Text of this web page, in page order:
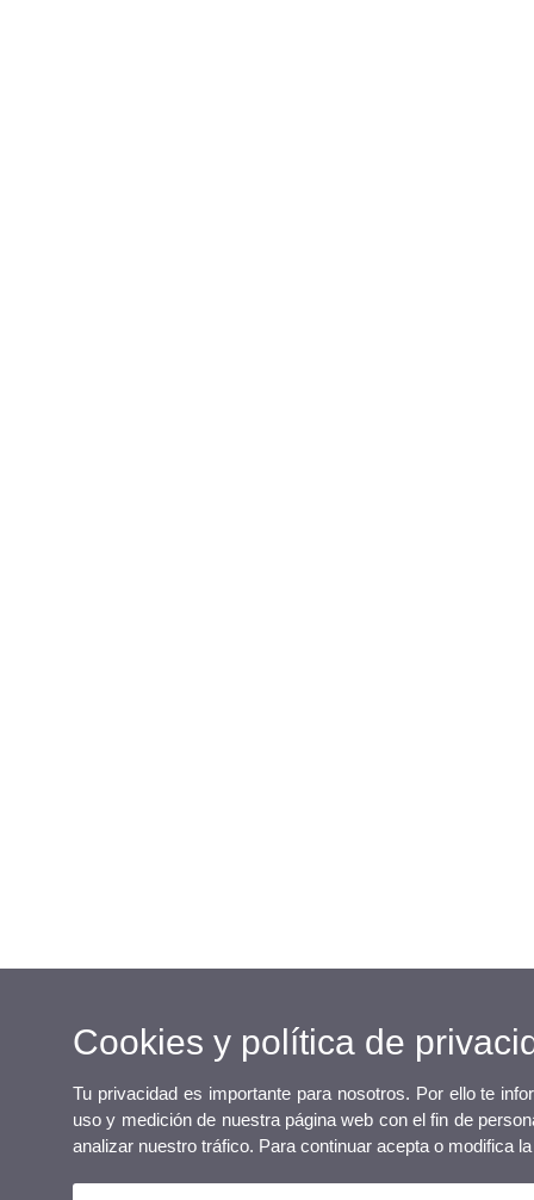
Cookies y política de
Tu privacidad es importante para nosotros. Por ello te
uso y medición de nuestra página web con el fin de
analizar nuestro tráfico. Para continuar acepta o modifica